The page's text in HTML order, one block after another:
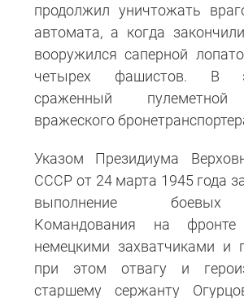
продолжил уничтожать
автомата, а когда
вооружился саперной
четырех фашистов. В
сраженный
вражеского
Указом Президиума
СССР от 24 марта 1945 года
выполнение боевых
Командования на
немецкими захватчиками и
при этом отвагу и
старшему сержанту